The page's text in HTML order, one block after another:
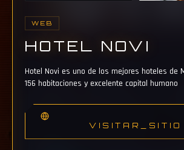
WEB
HOTEL NOVI
Hotel Novi es uno de los mejores hoteles de
156 habitaciones y excelente capital humano
VISITAR_SITIO